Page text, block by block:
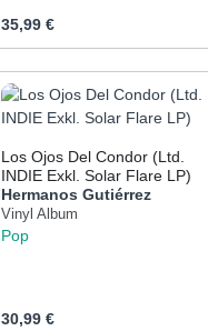
Regulärer Preis:
35,99 €
Produkt Anzahl:
Los Ojos Del Condor (Ltd.
INDIE Exkl. Solar Flare LP)
Hermanos Gutiérrez
Vinyl Album
Pop
Regulärer Preis:
30,99 €